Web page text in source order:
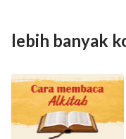
lebih banyak